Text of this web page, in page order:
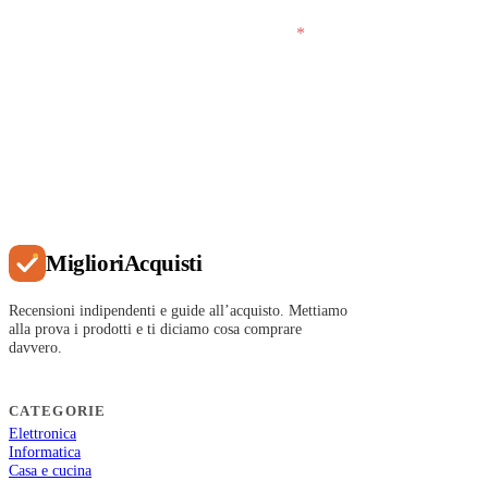
*
MiglioriAcquisti
Recensioni indipendenti e guide all’acquisto. Mettiamo
alla prova i prodotti e ti diciamo cosa comprare
davvero.
CATEGORIE
Elettronica
Informatica
Casa e cucina